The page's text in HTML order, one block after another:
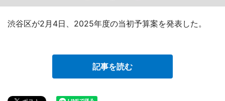
渋谷区が2月4日、2025年度の当初予算案を発表した。
記事を読む